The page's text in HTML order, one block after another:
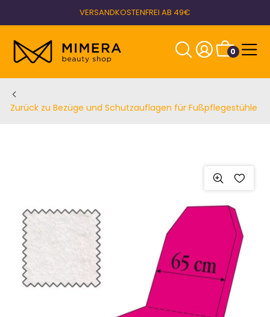
VERSANDKOSTENFREI AB 49€
0
Zurück zu Bezüge und Schutzauflagen für Fußpflegestühle